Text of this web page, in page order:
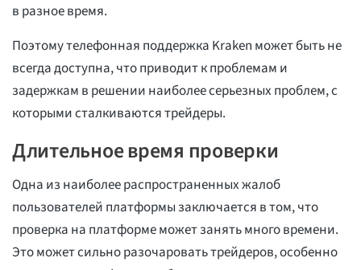
в разное время.
Поэтому телефонная поддержка Kraken может быть не
всегда доступна, что приводит к проблемам и
задержкам в решении наиболее серьезных проблем, с
которыми сталкиваются трейдеры.
Длительное время проверки
Одна из наиболее распространенных жалоб
пользователей платформы заключается в том, что
проверка на платформе может занять много времени.
Это может сильно разочаровать трейдеров, особенно